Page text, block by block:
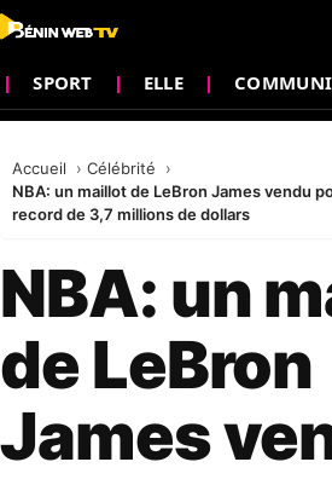
SPORT ELLE
Accueil
Célébrité
NBA: un maillot de LeBron James vendu
record de 3,7 millions de dollars
NBA: un
de LeBron
James